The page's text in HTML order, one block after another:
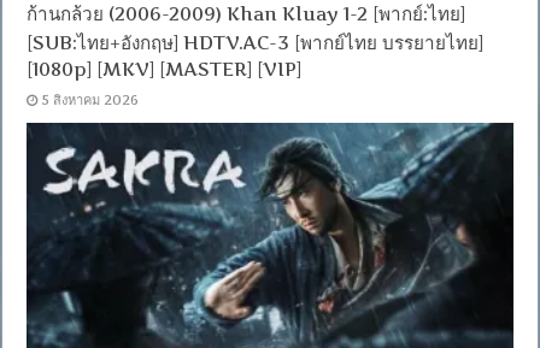
ก้านกล้วย (2006-2009) Khan Kluay 1-2 [พากย์:ไทย]
[SUB:ไทย+อังกฤษ] HDTV.AC-3 [พากย์ไทย บรรยายไทย]
[1080p] [MKV] [MASTER] [VIP]
5 สิงหาคม 2026